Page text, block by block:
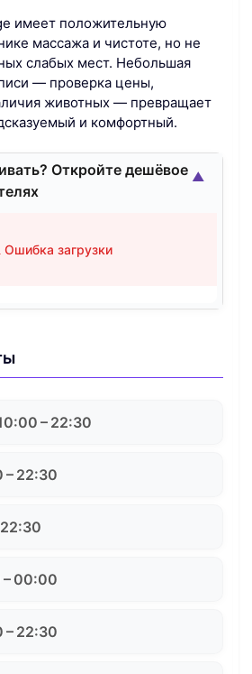
имеет положительную
массажа и чистоте, но не
слабых мест. Небольшая
— проверка цены,
животных — превращает
и комфортный.
Откройте дешёвое
загрузки
▲
– 22:30
– 22:30
– 00:00
– 22:30